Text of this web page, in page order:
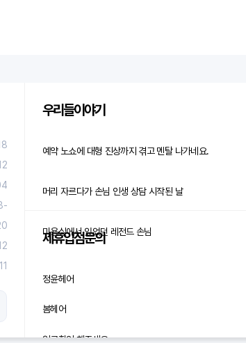
우리들이야기
예약 노쇼에 대형 진상까지 겪고 멘탈 나가네요.
머리 자르다가 손님 인생 상담 시작된 날
미용실에서 있었던 레전드 손님
제휴입점문의
정윤헤어
봄헤어
입금확인 해주세요.